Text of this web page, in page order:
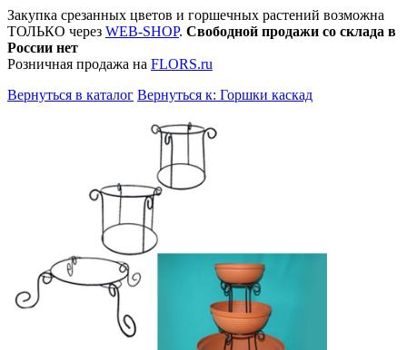
Закупка срезанных цветов и горшечных растений возможна
ТОЛЬКО через WEB-SHOP. Свободной продажи со склада в
России нет
Розничная продажа на FLORS.ru
Вернуться в каталог Вернуться к: Горшки каскад